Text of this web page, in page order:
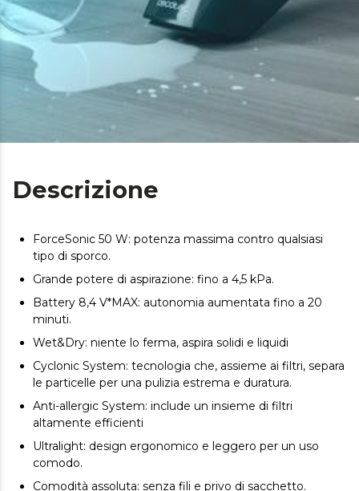
Descrizione
ForceSonic 50 W: potenza massima contro qualsiasi
tipo di sporco.
Grande potere di aspirazione: fino a 4,5 kPa.
Battery 8,4 V*MAX: autonomia aumentata fino a 20
minuti.
Wet&Dry: niente lo ferma, aspira solidi e liquidi
Cyclonic System: tecnologia che, assieme ai filtri, separa
le particelle per una pulizia estrema e duratura.
Anti-allergic System: include un insieme di filtri
altamente efficienti
Ultralight: design ergonomico e leggero per un uso
comodo.
Comodità assoluta: senza fili e privo di sacchetto.